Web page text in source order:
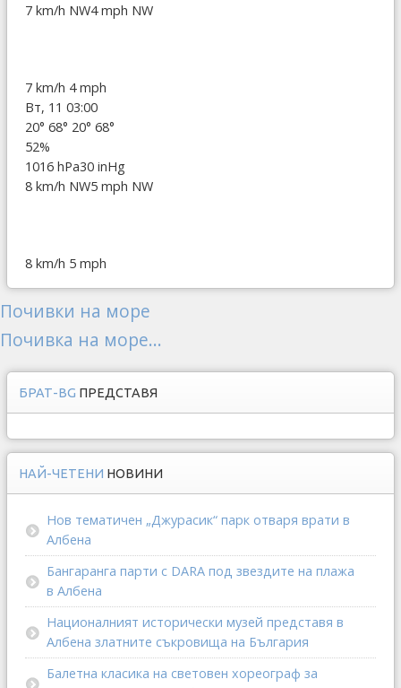
7 km/h NW4 mph NW
7 km/h 4 mph
Вт, 11 03:00
20° 68° 20° 68°
52%
1016 hPa30 inHg
8 km/h NW5 mph NW
8 km/h 5 mph
Почивки на море
Почивка на море...
БРАТ-BG ПРЕДСТАВЯ
НАЙ-ЧЕТЕНИ НОВИНИ
Нов тематичен „Джурасик“ парк отваря врати в
Албена
Бангаранга парти с DARA под звездите на плажа
в Албена
Националният исторически музей представя в
Албена златните съкровища на България
Балетна класика на световен хореограф за